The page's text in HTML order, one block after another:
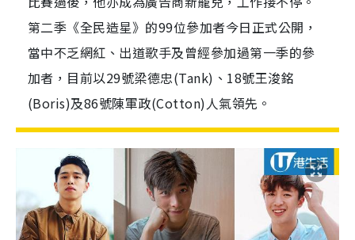
第二季《全民造星》的99位參加者今日正式公開，
當中不乏網紅、出道歌手及曾經參加過第一季的參
加者，目前以29號梁德忠(Tank)、18號王浚銘
(Boris)及86號陳軍政(Cotton)人氣領先。